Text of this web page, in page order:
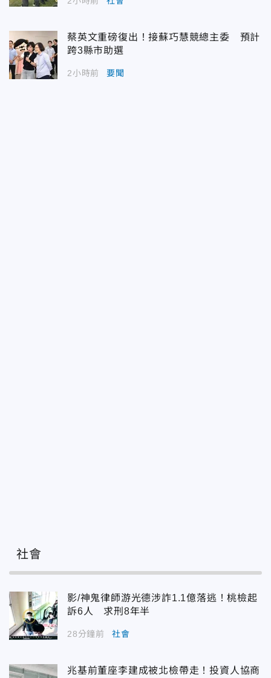
蔡英文重磅復出！接蘇巧慧競總主委 預計
跨3縣市助選
2小時前 要聞
社會
影/神鬼律師游光德涉詐1.1億落逃！桃檢起
訴6人 求刑8年半
28分鐘前 社會
兆基前董座李建成被北檢帶走！投資人協商